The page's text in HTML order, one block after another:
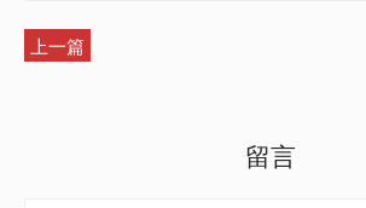
上一篇
留言